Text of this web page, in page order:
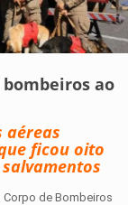
ao
aéreas
ficou oito
de Bombeiros